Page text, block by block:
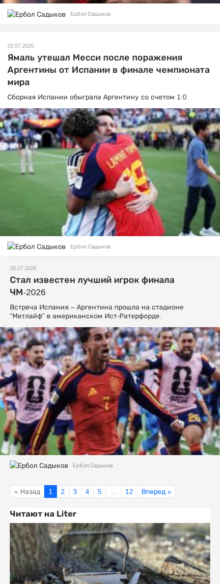
Ербол Садыков
20.07.2026
Ямаль утешал Месси после поражения
Аргентины от Испании в финале чемпионата
мира
Сборная Испании обыграла Аргентину со счетом 1:0.
Ербол Садыков
20.07.2026
Стал известен лучший игрок финала
ЧМ-2026
Встреча Испания – Аргентина прошла на стадионе
“Метлайф” в американском Ист-Ратерфорде.
Ербол Садыков
« Назад 1 2 3 4 5 12 Вперед »
Читают на Liter